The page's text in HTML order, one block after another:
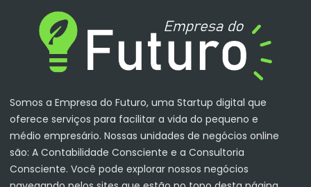
Somos a Empresa do Futuro, uma Startup digital que
oferece serviços para facilitar a vida do pequeno e
médio empresário. Nossas unidades de negócios online
são: A Contabilidade Consciente e a Consultoria
Consciente. Você pode explorar nossos negócios